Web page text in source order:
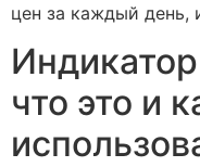
цен за каждый день,
что это и